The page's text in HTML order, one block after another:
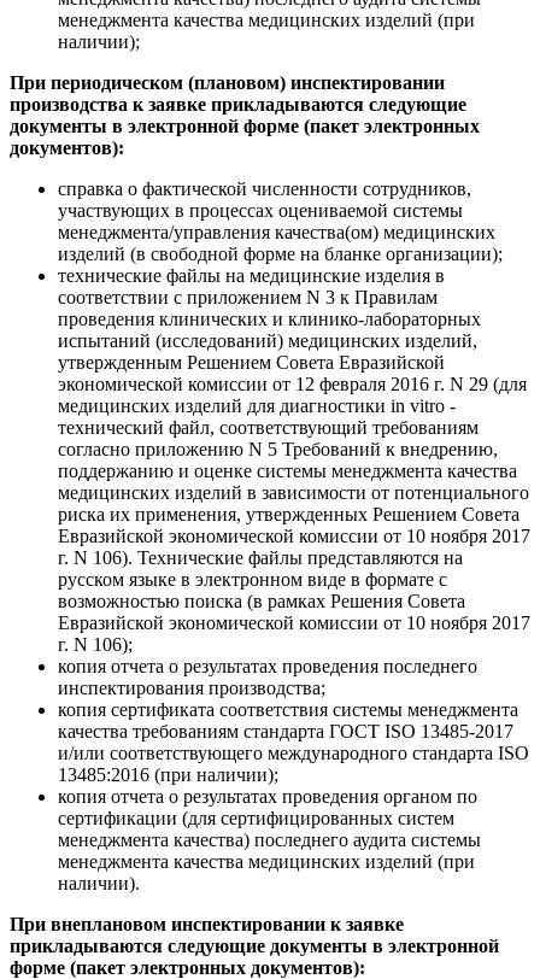
менеджмента качества медицинских изделий (при
наличии);
При периодическом (плановом) инспектировании
производства к заявке прикладываются следующие
документы в электронной форме (пакет электронных
документов):
справка о фактической численности сотрудников,
участвующих в процессах оцениваемой системы
менеджмента/управления качества(ом) медицинских
изделий (в свободной форме на бланке организации);
технические файлы на медицинские изделия в
соответствии с приложением N 3 к Правилам
проведения клинических и клинико-лабораторных
испытаний (исследований) медицинских изделий,
утвержденным Решением Совета Евразийской
экономической комиссии от 12 февраля 2016 г. N 29 (для
медицинских изделий для диагностики in vitro -
технический файл, соответствующий требованиям
согласно приложению N 5 Требований к внедрению,
поддержанию и оценке системы менеджмента качества
медицинских изделий в зависимости от потенциального
риска их применения, утвержденных Решением Совета
Евразийской экономической комиссии от 10 ноября 2017
г. N 106). Технические файлы представляются на
русском языке в электронном виде в формате с
возможностью поиска (в рамках Решения Совета
Евразийской экономической комиссии от 10 ноября 2017
г. N 106);
копия отчета о результатах проведения последнего
инспектирования производства;
копия сертификата соответствия системы менеджмента
качества требованиям стандарта ГОСТ ISO 13485-2017
и/или соответствующего международного стандарта ISO
13485:2016 (при наличии);
копия отчета о результатах проведения органом по
сертификации (для сертифицированных систем
менеджмента качества) последнего аудита системы
менеджмента качества медицинских изделий (при
наличии).
При внеплановом инспектировании к заявке
прикладываются следующие документы в электронной
форме (пакет электронных документов):